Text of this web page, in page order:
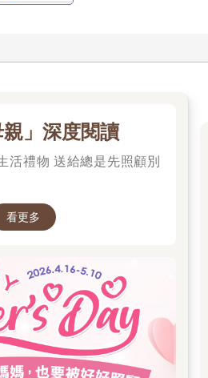
親」深度閱讀
活禮物 送給總是先照顧別
看更多